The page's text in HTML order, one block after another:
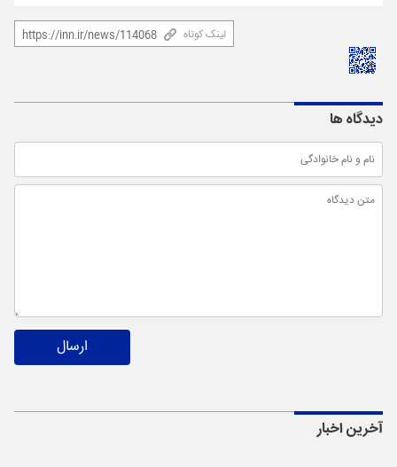
لینک کوتاه
دیدگاه ها
ارسال
آخرین اخبار